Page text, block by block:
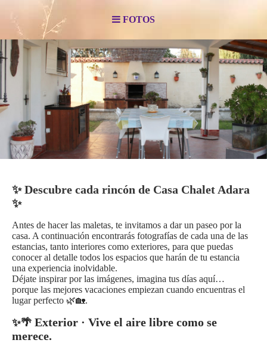
FOTOS
✨ Descubre cada rincón de Casa Chalet Adara
✨
Antes de hacer las maletas, te invitamos a dar un paseo por la
casa. A continuación encontrarás fotografías de cada una de las
estancias, tanto interiores como exteriores, para que puedas
conocer al detalle todos los espacios que harán de tu estancia
una experiencia inolvidable.
Déjate inspirar por las imágenes, imagina tus días aquí…
porque las mejores vacaciones empiezan cuando encuentras el
lugar perfecto 🌿🏡.
✨🌴 Exterior · Vive el aire libre como se
merece.